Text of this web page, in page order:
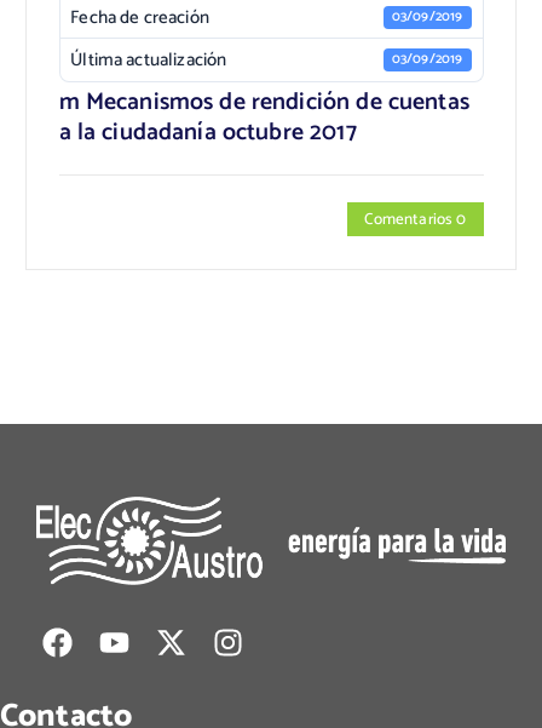
Fecha de creación 03/09/2019
Última actualización 03/09/2019
m Mecanismos de rendición de cuentas
a la ciudadanía octubre 2017
Comentarios 0
Contacto